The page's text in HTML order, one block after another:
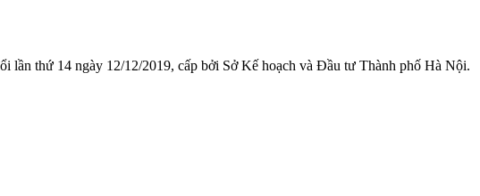
lần thứ 14 ngày 12/12/2019, cấp bởi Sở Kế hoạch và Đầu tư Thành phố Hà Nội.